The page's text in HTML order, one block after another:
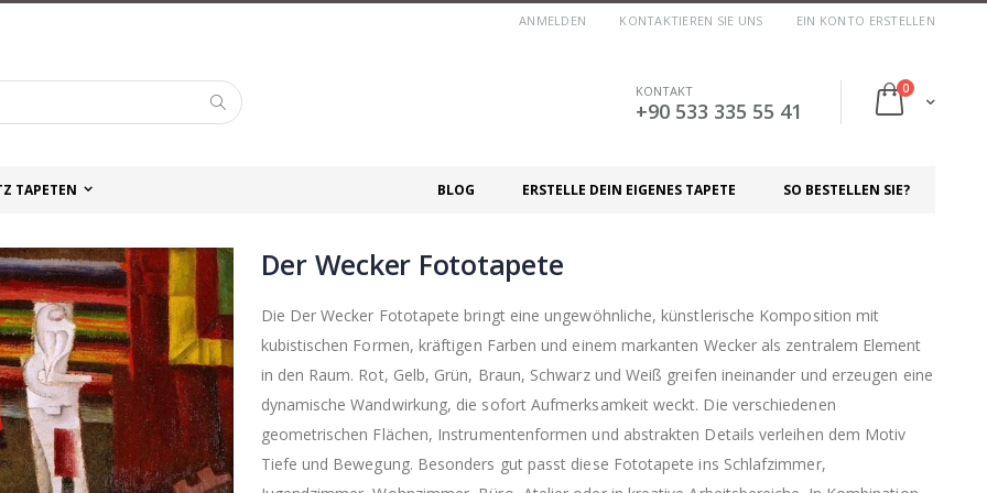
ANMELDEN KONTAKTIEREN SIE UNS EIN KONTO ERSTELLEN
Cart
0Artikel
Suche KONTAKT
+90 533 335 55 41
TAPETEN SO BESTELLEN SIE?
ERSTELLE DEIN EIGENES TAPETE
BLOG
Der Wecker Fototapete
Die Der Wecker Fototapete bringt eine ungewöhnliche, künstlerische Komposition mit
kubistischen Formen, kräftigen Farben und einem markanten Wecker als zentralem Element
in den Raum. Rot, Gelb, Grün, Braun, Schwarz und Weiß greifen ineinander und erzeugen eine
dynamische Wandwirkung, die sofort Aufmerksamkeit weckt. Die verschiedenen
geometrischen Flächen, Instrumentenformen und abstrakten Details verleihen dem Motiv
Tiefe und Bewegung. Besonders gut passt diese Fototapete ins Schlafzimmer,